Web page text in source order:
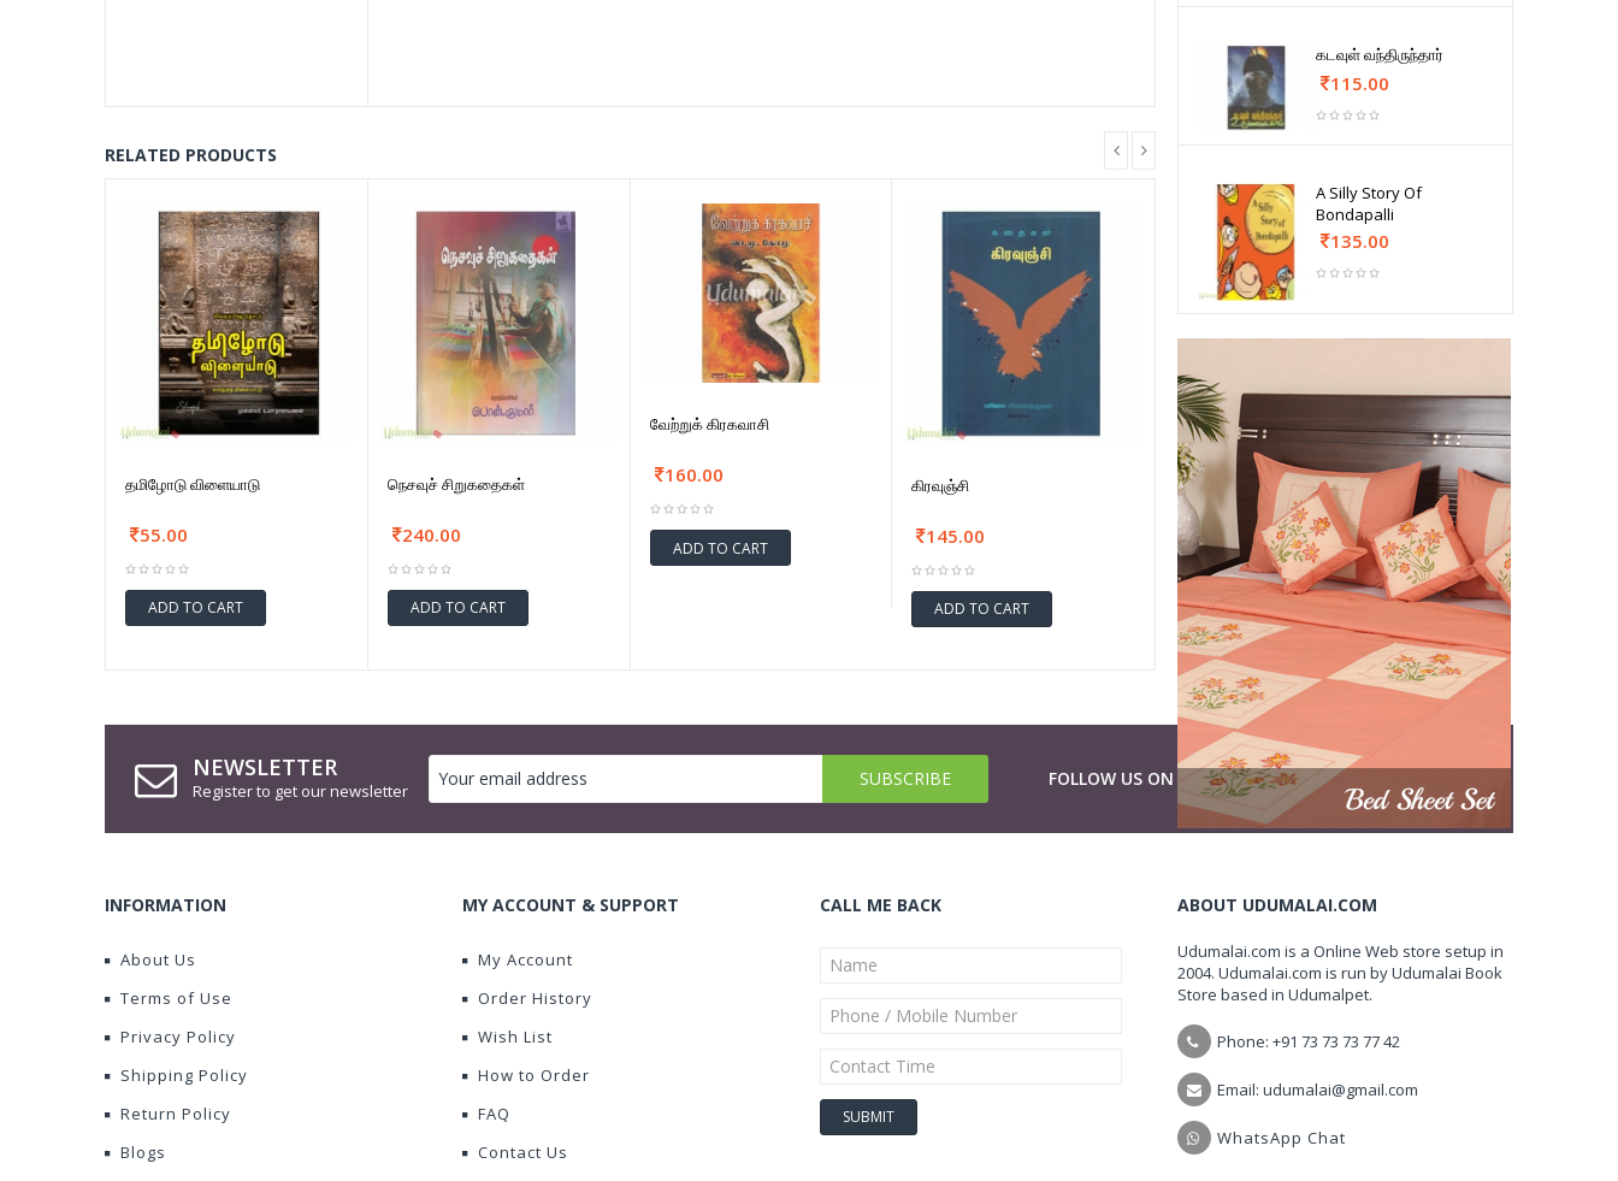
RELATED PRODUCTS
தமிழோடு விளையாடு
55.00
ADD TO CART
நெசவுச் சிறுகதைகள்
240.00
ADD TO CART
வேற்றுக் கிரகவாசி
160.00
ADD TO CART
கிரவுஞ்சி
145.00
ADD TO CART
கடவுள் வந்திருந்தார்
115.00
A Silly Story Of
Bondapalli
135.00
NEWSLETTER
Register to get our newsletter
FOLLOW US ON
INFORMATION
About Us
Terms of Use
Privacy Policy
Shipping Policy
Return Policy
Blogs
MY ACCOUNT & SUPPORT
My Account
Order History
Wish List
How to Order
FAQ
Contact Us
CALL ME BACK ABOUT UDUMALAI.COM
Udumalai.com is a Online Web store setup in
2004. Udumalai.com is run by Udumalai Book
Store based in Udumalpet.
Phone: +91 73 73 73 77 42
Email: udumalai@gmail.com
WhatsApp Chat